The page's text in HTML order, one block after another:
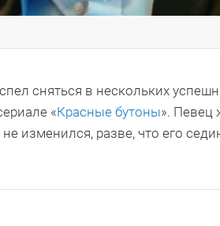
сняться в нескольких
«Красные бутоны». Певец
изменился, разве, что его